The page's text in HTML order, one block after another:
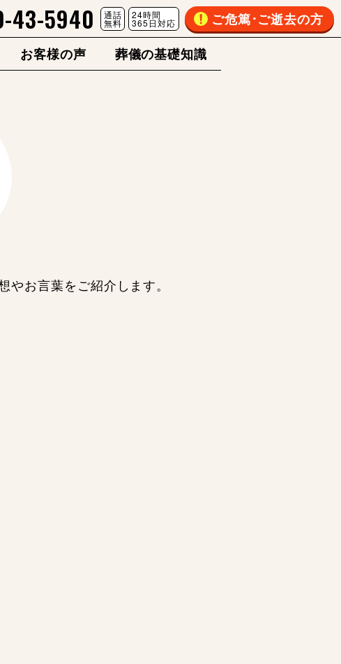
43-5940 通話
無料
24時間
365日対応
ご危篤･ご逝去の方
お客様の声 葬儀の基礎知識
お言葉をご紹介します。